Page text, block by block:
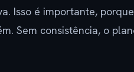
Isso é importante,
Sem consistência, o